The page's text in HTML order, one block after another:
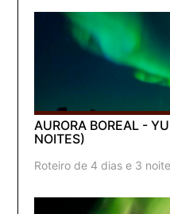
AURORA BOREAL -
NOITES)
Roteiro de 4 dias e 3